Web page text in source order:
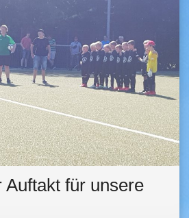
Auftakt für unsere